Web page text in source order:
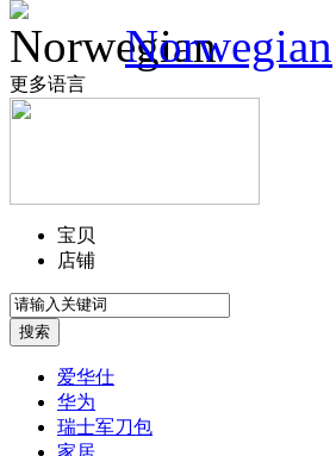
Norwegian
更多语言
宝贝
店铺
爱华仕
华为
瑞士军刀包
家居